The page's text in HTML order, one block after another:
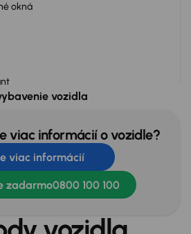
okná
okno
vozidla
viac informácií o vozidle?
viac informácií
zadarmo0800 100 100